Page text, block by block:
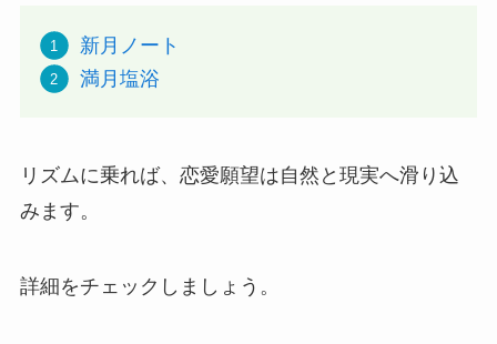
新月ノート
満月塩浴
リズムに乗れば、恋愛願望は自然と現実へ滑り込
みます。
詳細をチェックしましょう。